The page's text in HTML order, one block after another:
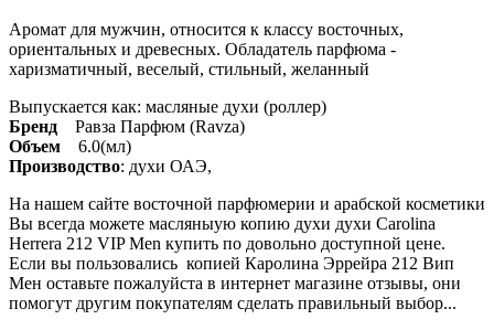
Аромат для мужчин, относится к классу восточных,
ориентальных и древесных. Обладатель парфюма -
харизматичный, веселый, стильный, желанный
Выпускается как: масляные духи (роллер)
Бренд Равза Парфюм (Ravza)
Объем
6.0(мл)
Производство: духи ОАЭ,
На нашем сайте восточной парфюмерии и арабской косметики
Вы всегда можете масляныую копию духи духи Carolina
Herrera 212 VIP Men купить по довольно доступной цене.
Если вы пользовались копией Каролина Эррейра 212 Вип
Мен оставьте пожалуйста в интернет магазине отзывы, они
помогут другим покупателям сделать правильный выбор...